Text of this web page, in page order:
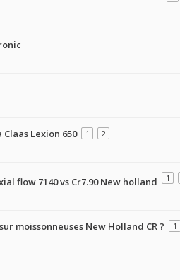
Lexion 650 1
2
flow 7140 vs Cr7.90 New holland 1
moissonneuses New Holland CR ? 1